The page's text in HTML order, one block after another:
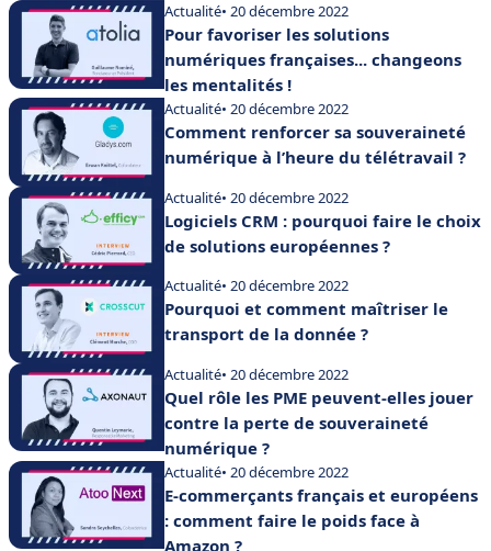
Actualité• 20 décembre 2022
Pour favoriser les solutions
numériques françaises... changeons
les mentalités !
Actualité• 20 décembre 2022
Comment renforcer sa souveraineté
numérique à l’heure du télétravail ?
Actualité• 20 décembre 2022
Logiciels CRM : pourquoi faire le choix
de solutions européennes ?
Actualité• 20 décembre 2022
Pourquoi et comment maîtriser le
transport de la donnée ?
Actualité• 20 décembre 2022
Quel rôle les PME peuvent-elles jouer
contre la perte de souveraineté
numérique ?
Actualité• 20 décembre 2022
E-commerçants français et européens
: comment faire le poids face à
Amazon ?